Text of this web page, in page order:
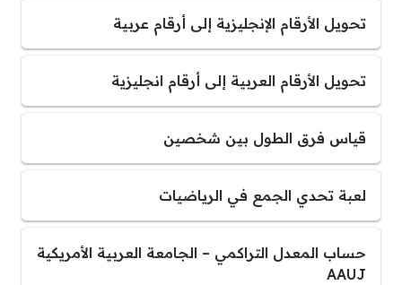
تحويل الأرقام الإنجليزية إلى أرقام عربية
تحويل الأرقام العربية إلى أرقام انجليزية
قياس فرق الطول بين شخصين
لعبة تحدي الجمع في الرياضيات
حساب المعدل التراكمي – الجامعة العربية الأمريكية
AAUJ